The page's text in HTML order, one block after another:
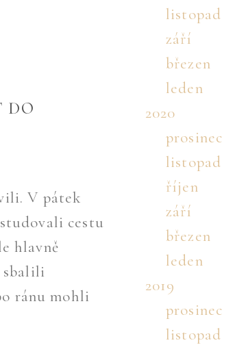
DO
V pátek
cestu
hlavně
sbalili
ránu mohli
listopad
září
březen
leden
2020
prosinec
listopad
říjen
září
březen
leden
2019
prosinec
listopad